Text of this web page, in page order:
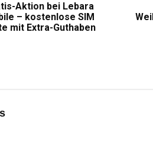
Aktion bei Lebara
– kostenlose SIM
mit Extra-Guthaben